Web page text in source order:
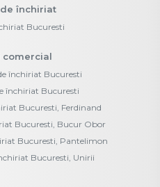
închiriat
Bucuresti
închiriat Bucuresti
închiriat Bucuresti
Bucuresti, Ferdinand
Bucuresti, Bucur Obor
Bucuresti, Pantelimon
Bucuresti, Unirii